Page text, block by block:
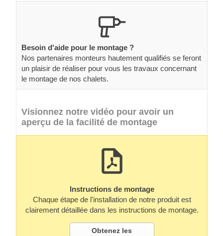
Besoin d'aide pour le montage ?
Nos partenaires monteurs hautement qualifiés se feront
un plaisir de réaliser pour vous les travaux concernant
le montage de nos chalets.
Visionnez notre vidéo pour avoir un
aperçu de la facilité de montage
Instructions de montage
Chaque étape de l'installation de notre produit est
clairement détaillée dans les instructions de montage.
Obtenez les